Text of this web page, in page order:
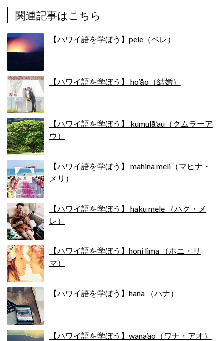
関連記事はこちら
【ハワイ語を学ぼう】pele（ペレ）
【ハワイ語を学ぼう】 ho’āo（結婚）
【ハワイ語を学ぼう】 kumulā’au（クムラーア
ウ）
【ハワイ語を学ぼう】 mahina meli（マヒナ・
メリ）
【ハワイ語を学ぼう】 haku mele （ハク・メ
レ）
【ハワイ語を学ぼう】honi lima （ホニ・リ
マ）
【ハワイ語を学ぼう】hana （ハナ）
【ハワイ語を学ぼう】wana’ao（ワナ・アオ）